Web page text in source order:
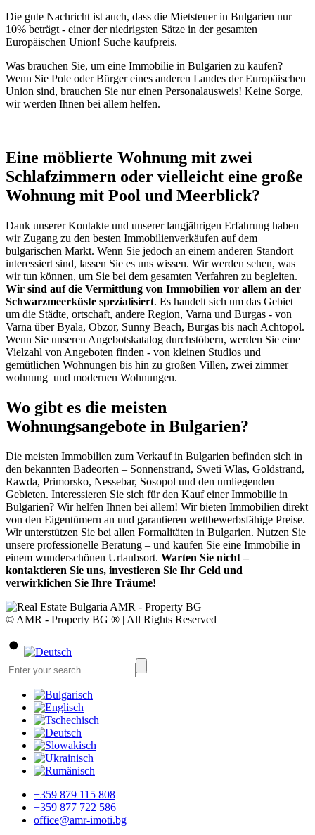
Die gute Nachricht ist auch, dass die Mietsteuer in Bulgarien nur
10% beträgt - einer der niedrigsten Sätze in der gesamten
Europäischen Union! Suche kaufpreis.
Was brauchen Sie, um eine Immobilie in Bulgarien zu kaufen?
Wenn Sie Pole oder Bürger eines anderen Landes der Europäischen
Union sind, brauchen Sie nur einen Personalausweis! Keine Sorge,
wir werden Ihnen bei allem helfen.
Eine möblierte Wohnung mit zwei
Schlafzimmern oder vielleicht eine große
Wohnung mit Pool und Meerblick?
Dank unserer Kontakte und unserer langjährigen Erfahrung haben
wir Zugang zu den besten Immobilienverkäufen auf dem
bulgarischen Markt. Wenn Sie jedoch an einem anderen Standort
interessiert sind, lassen Sie es uns wissen. Wir werden sehen, was
wir tun können, um Sie bei dem gesamten Verfahren zu begleiten.
Wir sind auf die Vermittlung von Immobilien vor allem an der
Schwarzmeerküste spezialisiert. Es handelt sich um das Gebiet
um die Städte, ortschaft, andere Region, Varna und Burgas - von
Varna über Byala, Obzor, Sunny Beach, Burgas bis nach Achtopol.
Wenn Sie unseren Angebotskatalog durchstöbern, werden Sie eine
Vielzahl von Angeboten finden - von kleinen Studios und
gemütlichen Wohnungen bis hin zu großen Villen, zwei zimmer
wohnung und modernen Wohnungen.
Wo gibt es die meisten
Wohnungsangebote in Bulgarien?
Die meisten Immobilien zum Verkauf in Bulgarien befinden sich in
den bekannten Badeorten – Sonnenstrand, Sweti Wlas, Goldstrand,
Rawda, Primorsko, Nessebar, Sosopol und den umliegenden
Gebieten. Interessieren Sie sich für den Kauf einer Immobilie in
Bulgarien? Wir helfen Ihnen bei allem! Wir bieten Immobilien direkt
von den Eigentümern an und garantieren wettbewerbsfähige Preise.
Wir unterstützen Sie bei allen Formalitäten in Bulgarien. Nutzen Sie
unsere professionelle Beratung – und kaufen Sie eine Immobilie in
einem wunderschönen Urlaubsort. Warten Sie nicht –
kontaktieren Sie uns, investieren Sie Ihr Geld und
verwirklichen Sie Ihre Träume!
© AMR - Property BG ® | All Rights Reserved
+359 879 115 808
+359 877 722 586
office@amr-imoti.bg